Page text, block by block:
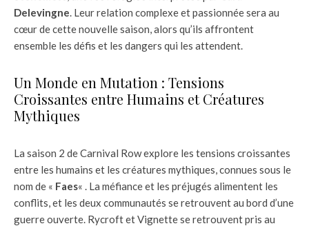
Delevingne. Leur relation complexe et passionnée sera au
cœur de cette nouvelle saison, alors qu’ils affrontent
ensemble les défis et les dangers qui les attendent.
Un Monde en Mutation : Tensions
Croissantes entre Humains et Créatures
Mythiques
La saison 2 de Carnival Row explore les tensions croissantes
entre les humains et les créatures mythiques, connues sous le
nom de « Faes« . La méfiance et les préjugés alimentent les
conflits, et les deux communautés se retrouvent au bord d’une
guerre ouverte. Rycroft et Vignette se retrouvent pris au